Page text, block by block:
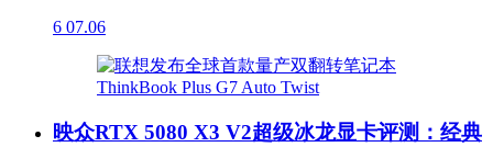
6 07.06
映众RTX 5080 X3 V2超级冰龙显卡评测：经典